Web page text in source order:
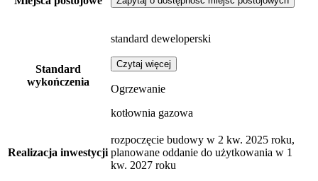
Standard
wykończenia
standard deweloperski
Czytaj więcej
Ogrzewanie
kotłownia gazowa
Realizacja inwestycji
rozpoczęcie budowy w 2 kw. 2025 roku,
planowane oddanie do użytkowania w 1
kw. 2027 roku